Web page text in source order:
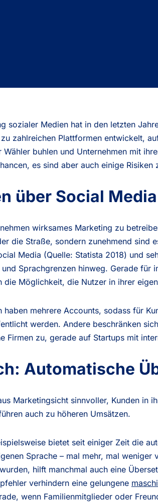
sozialer Medien hat in den letzten
zahlreichen Plattformen entwickelt,
Wähler buhlen und Unternehmen mit
es sind aber auch einige Risiken
über Social
wirksames Marketing zu
die Straße, sondern zunehmend
Media (Quelle: Statista 2018) und
Sprachgrenzen hinweg. Gerade für
die Möglichkeit, die Nutzer in ihrer
haben mehrere Accounts, sodass für
werden. Andere beschränken
Firmen zu, gerade auf Startups mit
Automatische
Marketingsicht sinnvoller, Kunden in
auch zu höheren Umsätzen.
bietet seit einiger Zeit die
Sprache – mal mehr, mal
hilft manchmal auch eine
verhindern eine gelungene
wenn Familienmitglieder oder